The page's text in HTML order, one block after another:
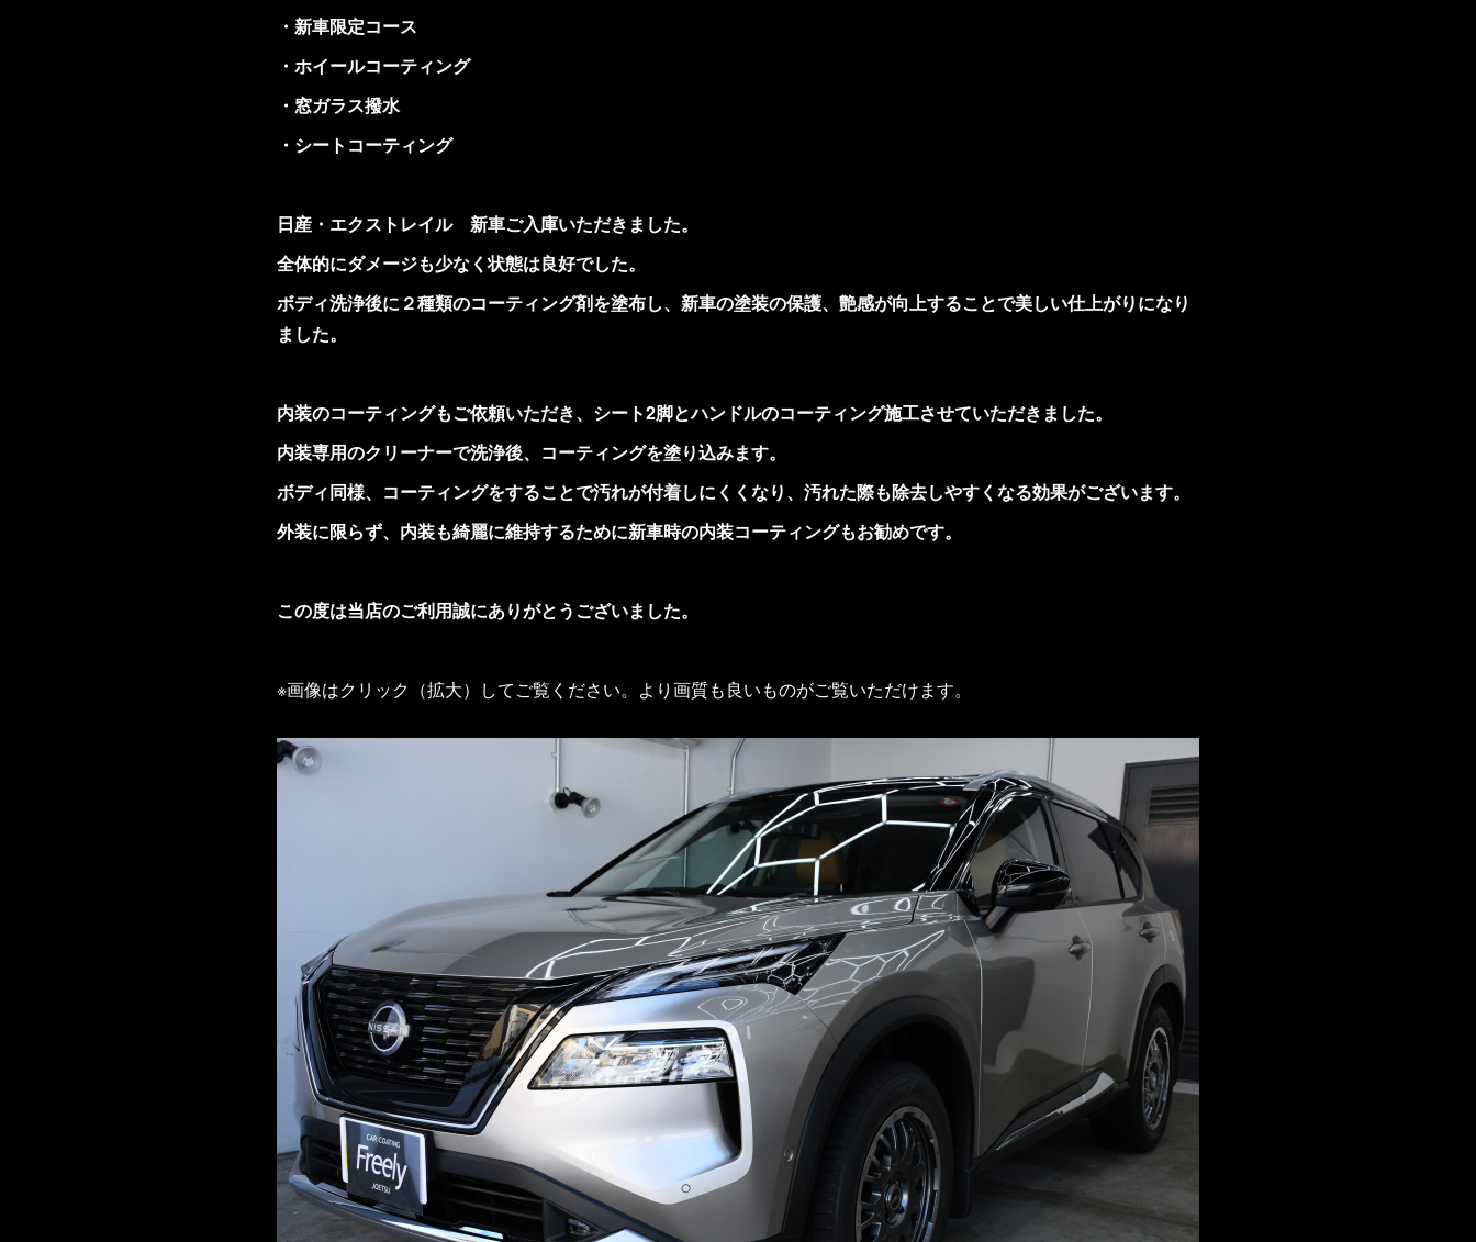
・新車限定コース
・ホイールコーティング
・窓ガラス撥水
・シートコーティング
日産・エクストレイル 新車ご入庫いただきました。
全体的にダメージも少なく状態は良好でした。
ボディ洗浄後に２種類のコーティング剤を塗布し、新車の塗装の保護、艶感が向上することで美しい仕上がりになり
ました。
内装のコーティングもご依頼いただき、シート2脚とハンドルのコーティング施工させていただきました。
内装専用のクリーナーで洗浄後、コーティングを塗り込みます。
ボディ同様、コーティングをすることで汚れが付着しにくくなり、汚れた際も除去しやすくなる効果がございます。
外装に限らず、内装も綺麗に維持するために新車時の内装コーティングもお勧めです。
この度は当店のご利用誠にありがとうございました。
※画像はクリック（拡大）してご覧ください。より画質も良いものがご覧いただけます。